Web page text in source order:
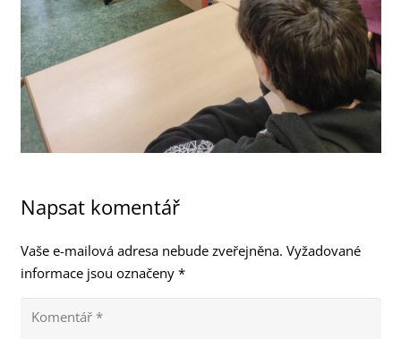
Napsat komentář
Vaše e-mailová adresa nebude zveřejněna. Vyžadované
informace jsou označeny *